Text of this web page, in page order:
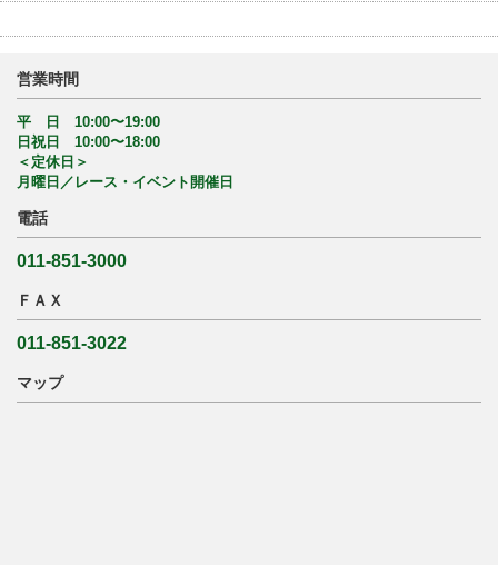
営業時間
平 日 10:00〜19:00
日祝日 10:00〜18:00
＜定休日＞
月曜日／レース・イベント開催日
電話
011-851-3000
ＦＡＸ
011-851-3022
マップ